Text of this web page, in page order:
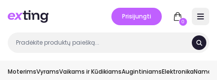
Prisijungti
0
MoterimsVyramsVaikams ir KūdikiamsAugintiniamsElektronikaNamai